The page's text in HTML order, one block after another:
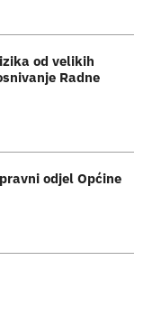
od velikih
Radne
odjel Općine